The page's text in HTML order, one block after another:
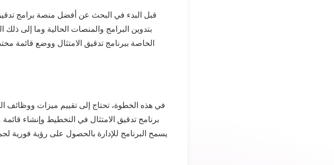
قبل البدء في البحث عن أفضل منصة برامج تدقيق
بتدوين البرامج والمنصات الحالية وما إلى
الخاصة ببرنامج تدقيق الامتثال ووضع قائمة
في هذه الخطوة، تحتاج إلى تقييم ميزات ووظائف
برنامج تدقيق الامتثال في التخطيط وإنشاء قائمة
يسمح البرنامج للإدارة بالحصول على رؤية فورية